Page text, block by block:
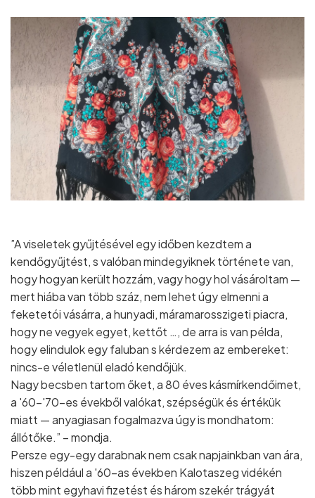
”A viseletek gyűjtésével egy időben kezdtem a
kendőgyűjtést, s valóban mindegyiknek története van,
hogy hogyan került hozzám, vagy hogy hol vásároltam —
mert hiába van több száz, nem lehet úgy elmenni a
feketetói vásárra, a hunyadi, máramarosszigeti piacra,
hogy ne vegyek egyet, kettőt …, de arra is van példa,
hogy elindulok egy faluban s kérdezem az embereket:
nincs-e véletlenül eladó kendőjük.
Nagy becsben tartom őket, a 80 éves kásmírkendőimet,
a '60-'70-es évekből valókat, szépségük és értékük
miatt — anyagiasan fogalmazva úgy is mondhatom:
állótőke.” – mondja.
Persze egy-egy darabnak nem csak napjainkban van ára,
hiszen például a '60-as években Kalotaszeg vidékén
több mint egyhavi fizetést és három szekér trágyát